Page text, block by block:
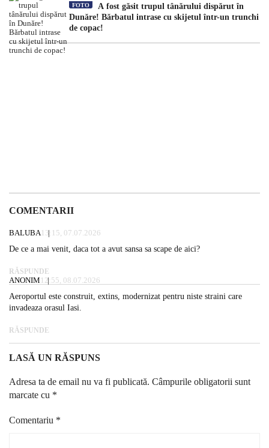
FOTO
A fost găsit trupul tânărului dispărut în
Dunăre! Bărbatul intrase cu skijetul într-un trunchi
de copac!
COMENTARII
BALUBA13:15, 07.07.2026
De ce a mai venit, daca tot a avut sansa sa scape de aici?
RĂSPUNDE
ANONIM 12:55, 08.07.2026
Aeroportul este construit, extins, modernizat pentru niste straini care
invadeaza orasul Iasi.
RĂSPUNDE
LASĂ UN RĂSPUNS
Adresa ta de email nu va fi publicată. Câmpurile obligatorii sunt
marcate cu *
Comentariu *